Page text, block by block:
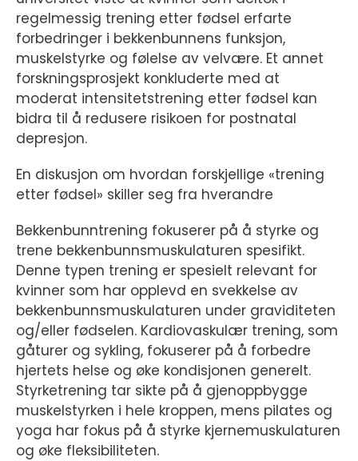
regelmessig trening etter fødsel erfarte
forbedringer i bekkenbunnens funksjon,
muskelstyrke og følelse av velvære. Et annet
forskningsprosjekt konkluderte med at
moderat intensitetstrening etter fødsel kan
bidra til å redusere risikoen for postnatal
depresjon.
En diskusjon om hvordan forskjellige «trening
etter fødsel» skiller seg fra hverandre
Bekkenbunntrening fokuserer på å styrke og
trene bekkenbunnsmuskulaturen spesifikt.
Denne typen trening er spesielt relevant for
kvinner som har opplevd en svekkelse av
bekkenbunnsmuskulaturen under graviditeten
og/eller fødselen. Kardiovaskulær trening, som
gåturer og sykling, fokuserer på å forbedre
hjertets helse og øke kondisjonen generelt.
Styrketrening tar sikte på å gjenoppbygge
muskelstyrken i hele kroppen, mens pilates og
yoga har fokus på å styrke kjernemuskulaturen
og øke fleksibiliteten.